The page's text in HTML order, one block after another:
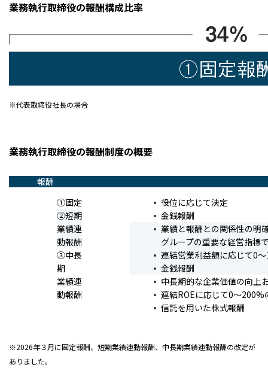
業務執行取締役の報酬構成比率
※代表取締役社長の場合
業務執行取締役の報酬制度の概要
報酬
①固定
②短期
業績連
動報酬
③中長
期
業績連
動報酬
役位に応じて決定
金銭報酬
業績と報酬との関係性の明
グループの重要な経営指標
連結営業利益額に応じて0
金銭報酬
中長期的な企業価値の向上
連結ROEに応じて0～200%
信託を用いた株式報酬
※2026年３月に固定報酬、短期業績連動報酬、中長期業績連動報酬の改定が
ありました。